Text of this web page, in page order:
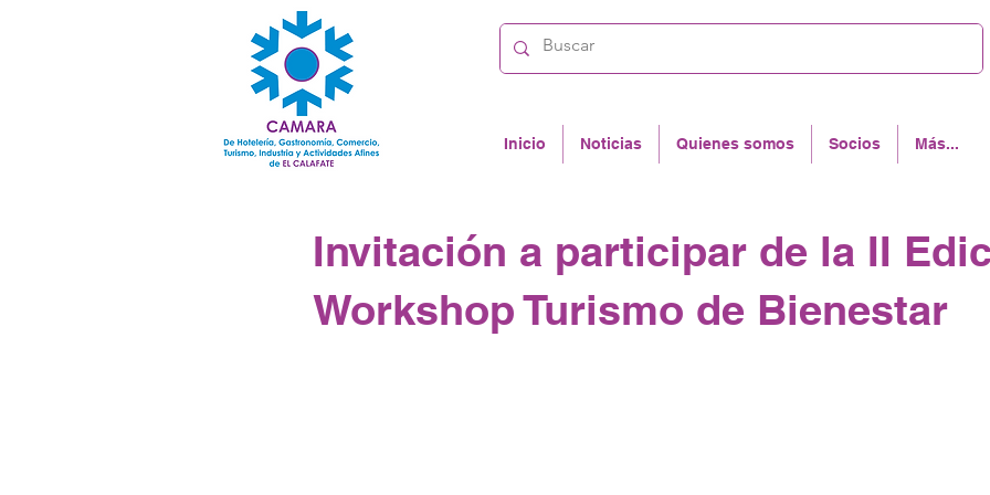
Inicio Noticias Quienes somos Socios Más...
Invitación a participar de la II
Workshop Turismo de Bienestar